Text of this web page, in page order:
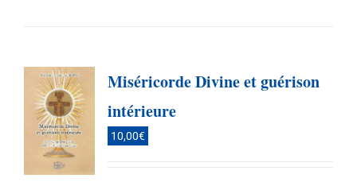
Miséricorde Divine et guérison
intérieure
10,00€